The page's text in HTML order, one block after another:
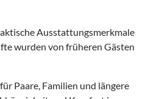
Ausstattungsmerkmale
wurden von früheren Gästen
Paare, Familien und längere